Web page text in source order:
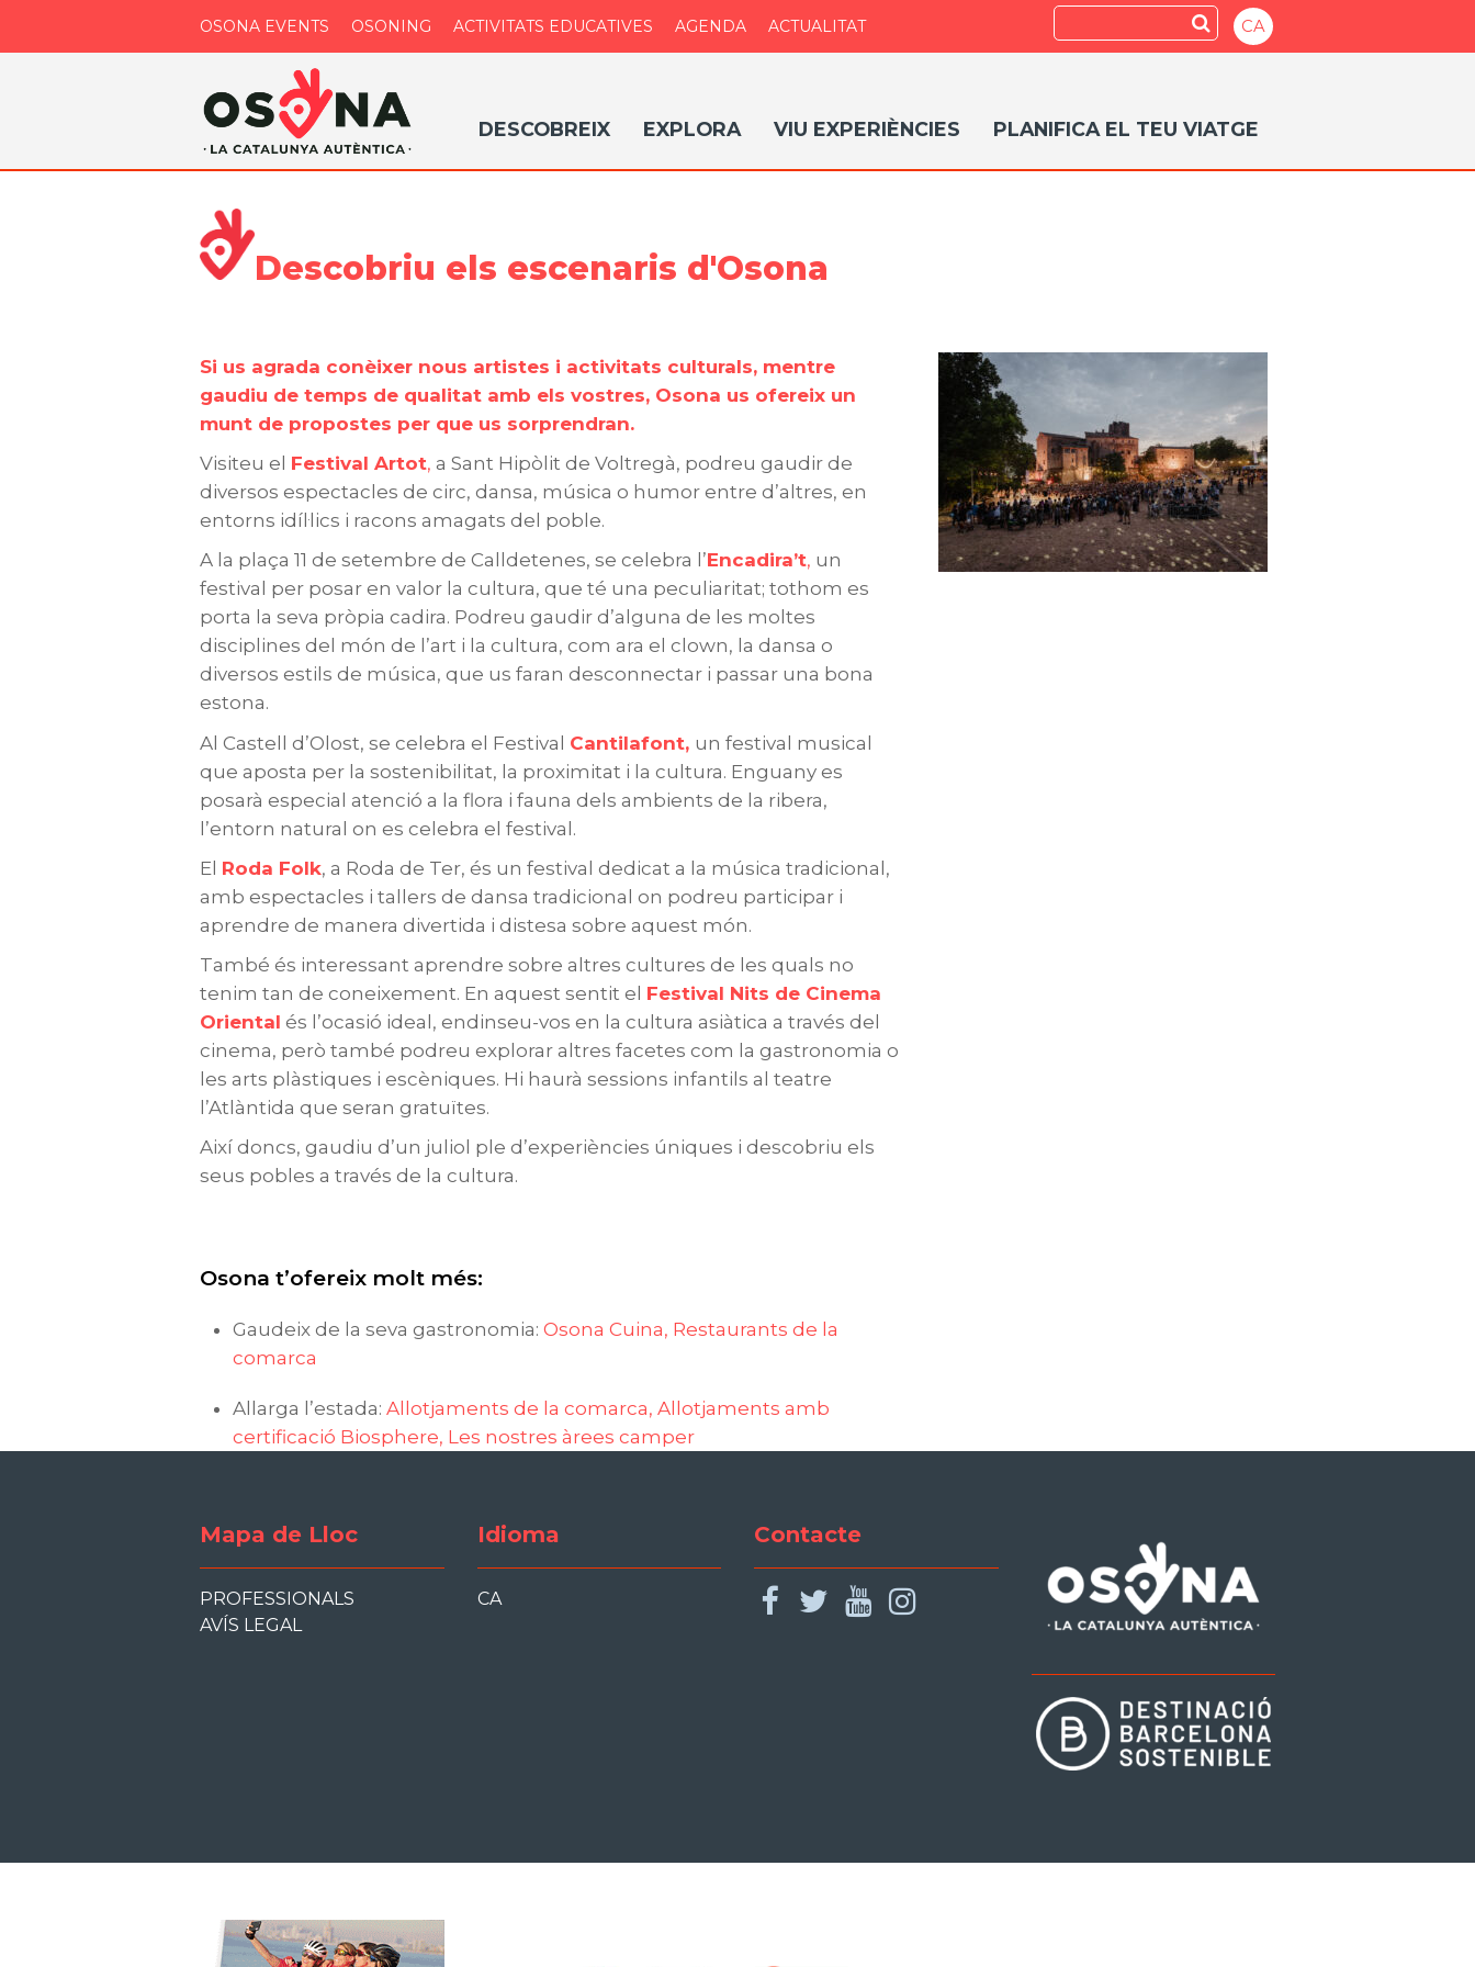
OSONA EVENTS OSONING ACTIVITATS EDUCATIVES AGENDA ACTUALITAT CA
Submit
DESCOBREIX EXPLORA VIU EXPERIÈNCIES PLANIFICA EL TEU VIATGE
Descobriu els escenaris d'Osona
Si us agrada conèixer nous artistes i activitats culturals, mentre
gaudiu de temps de qualitat amb els vostres, Osona us ofereix un
munt de propostes per que us sorprendran.
Visiteu el Festival Artot, a Sant Hipòlit de Voltregà, podreu gaudir de
diversos espectacles de circ, dansa, música o humor entre d’altres, en
entorns idíl·lics i racons amagats del poble.
A la plaça 11 de setembre de Calldetenes, se celebra l’Encadira’t, un
festival per posar en valor la cultura, que té una peculiaritat; tothom es
porta la seva pròpia cadira. Podreu gaudir d’alguna de les moltes
disciplines del món de l’art i la cultura, com ara el clown, la dansa o
diversos estils de música, que us faran desconnectar i passar una bona
estona.
Al Castell d’Olost, se celebra el Festival Cantilafont, un festival musical
que aposta per la sostenibilitat, la proximitat i la cultura. Enguany es
posarà especial atenció a la flora i fauna dels ambients de la ribera,
l’entorn natural on es celebra el festival.
El Roda Folk, a Roda de Ter, és un festival dedicat a la música tradicional,
amb espectacles i tallers de dansa tradicional on podreu participar i
aprendre de manera divertida i distesa sobre aquest món.
També és interessant aprendre sobre altres cultures de les quals no
tenim tan de coneixement. En aquest sentit el Festival Nits de Cinema
Oriental és l’ocasió ideal, endinseu-vos en la cultura asiàtica a través del
cinema, però també podreu explorar altres facetes com la gastronomia o
les arts plàstiques i escèniques. Hi haurà sessions infantils al teatre
l’Atlàntida que seran gratuïtes.
Així doncs, gaudiu d’un juliol ple d’experiències úniques i descobriu els
seus pobles a través de la cultura.
Osona t’ofereix molt més:
Gaudeix de la seva gastronomia: Osona Cuina, Restaurants de la
comarca
Allarga l’estada: Allotjaments de la comarca, Allotjaments amb
certificació Biosphere, Les nostres àrees camper
Mapa de Lloc
PROFESSIONALS
AVÍS LEGAL
Idioma
CA
Contacte
facebook
twitteryoutube
instagram